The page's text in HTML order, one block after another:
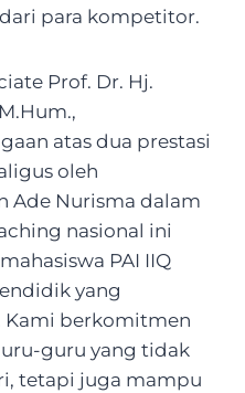
para kompetitor.
Prof. Dr. Hj.
atas dua prestasi
oleh
Ade Nurisma dalam
nasional ini
PAI IIQ
yang
Kami berkomitmen
guru yang tidak
tetapi juga mampu